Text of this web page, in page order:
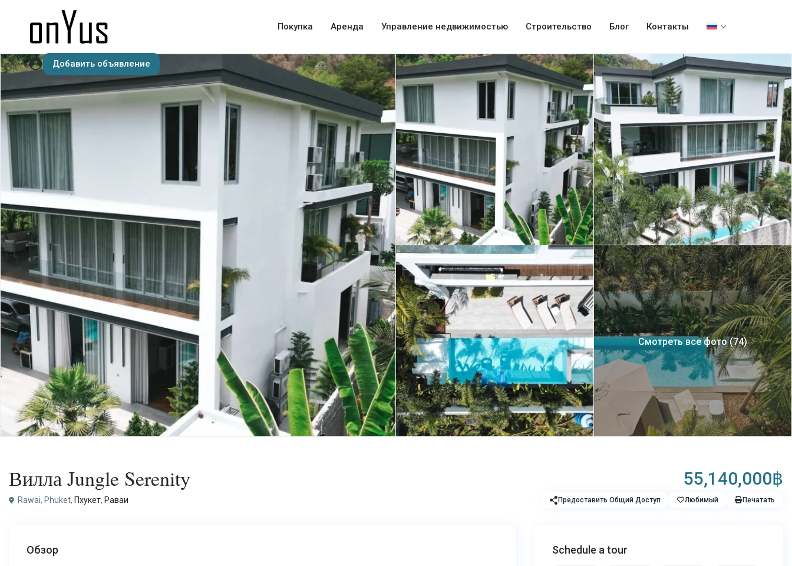
Покупка Аренда Управление недвижимостью Строительство Блог Контакты
Добавить объявление
Смотреть все фото (74)
Вилла Jungle Serenity 55,140,000฿
Rawai, Phuket, Пхукет, Раваи Предоставить Общий Доступ Любимый Печатать
Обзор Schedule a tour